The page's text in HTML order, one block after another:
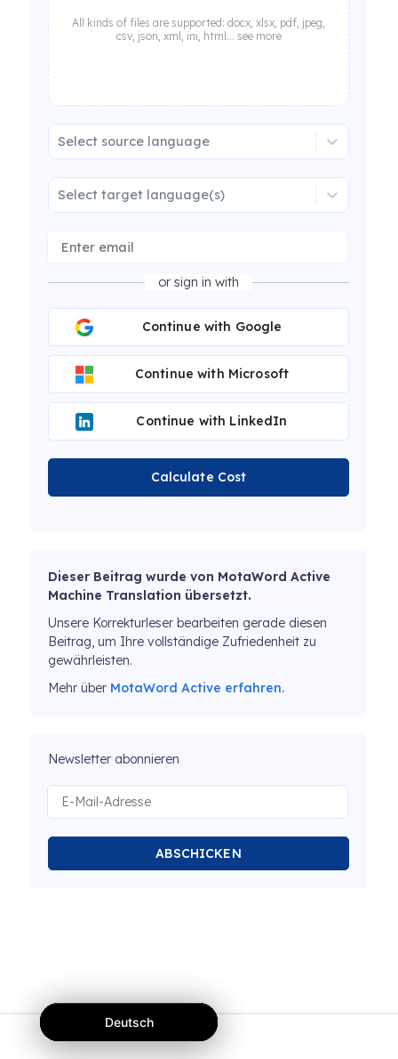
All kinds of files are supported: docx, xlsx, pdf, jpeg,
csv, json, xml, ini, html... see more
Select source language
Select target language(s)
or sign in with
Continue with Google
Continue with Microsoft
Continue with LinkedIn
Calculate Cost
Dieser Beitrag wurde von MotaWord Active
Machine Translation übersetzt.
Unsere Korrekturleser bearbeiten gerade diesen
Beitrag, um Ihre vollständige Zufriedenheit zu
gewährleisten.
Mehr über MotaWord Active erfahren.
Newsletter abonnieren
ABSCHICKEN
Deutsch
Deutsch
Deutsch